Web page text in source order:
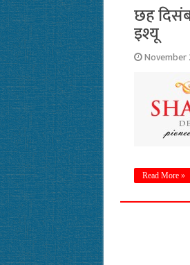
छह
इश्यू
November
Read More »